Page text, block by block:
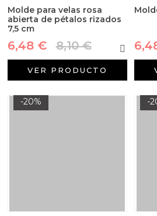
Molde para velas rosa
abierta de pétalos rizados
7,5 cm
6,48 € 8,10 €
VER PRODUCTO
-20% -